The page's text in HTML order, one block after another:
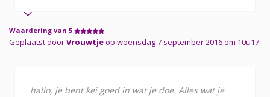
Waardering van 5
Geplaatst doorVrouwtjeop woensdag 7 september 2016 om 10u17
hallo, je bent kei goed in wat je doe. Alles wat je